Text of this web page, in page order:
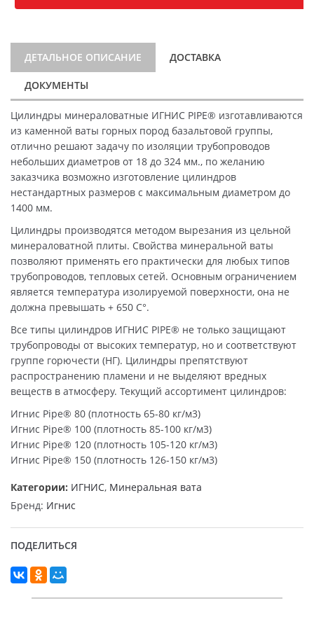
ДЕТАЛЬНОЕ ОПИСАНИЕ ДОСТАВКА
ДОКУМЕНТЫ
Цилиндры минераловатные ИГНИС PIPE® изготавливаются
из каменной ваты горных пород базальтовой группы,
отлично решают задачу по изоляции трубопроводов
небольших диаметров от 18 до 324 мм., по желанию
заказчика возможно изготовление цилиндров
нестандартных размеров с максимальным диаметром до
1400 мм.
Цилиндры производятся методом вырезания из цельной
минераловатной плиты. Свойства минеральной ваты
позволяют применять его практически для любых типов
трубопроводов, тепловых сетей. Основным ограничением
является температура изолируемой поверхности, она не
должна превышать + 650 C°.
Все типы цилиндров ИГНИС PIPE® не только защищают
трубопроводы от высоких температур, но и соответствуют
группе горючести (НГ). Цилиндры препятствуют
распространению пламени и не выделяют вредных
веществ в атмосферу. Текущий ассортимент цилиндров:
Игнис Pipe® 80 (плотность 65-80 кг/м3)
Игнис Pipe® 100 (плотность 85-100 кг/м3)
Игнис Pipe® 120 (плотность 105-120 кг/м3)
Игнис Pipe® 150 (плотность 126-150 кг/м3)
Категории: ИГНИС, Минеральная вата
Бренд: Игнис
ПОДЕЛИТЬСЯ